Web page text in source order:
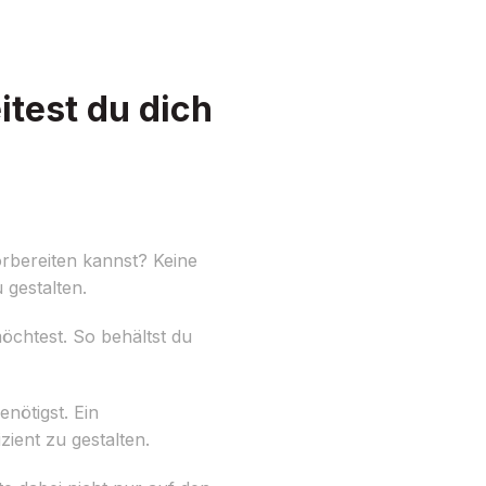
du dich
kannst? Keine
So behältst du
Ein
zu gestalten.